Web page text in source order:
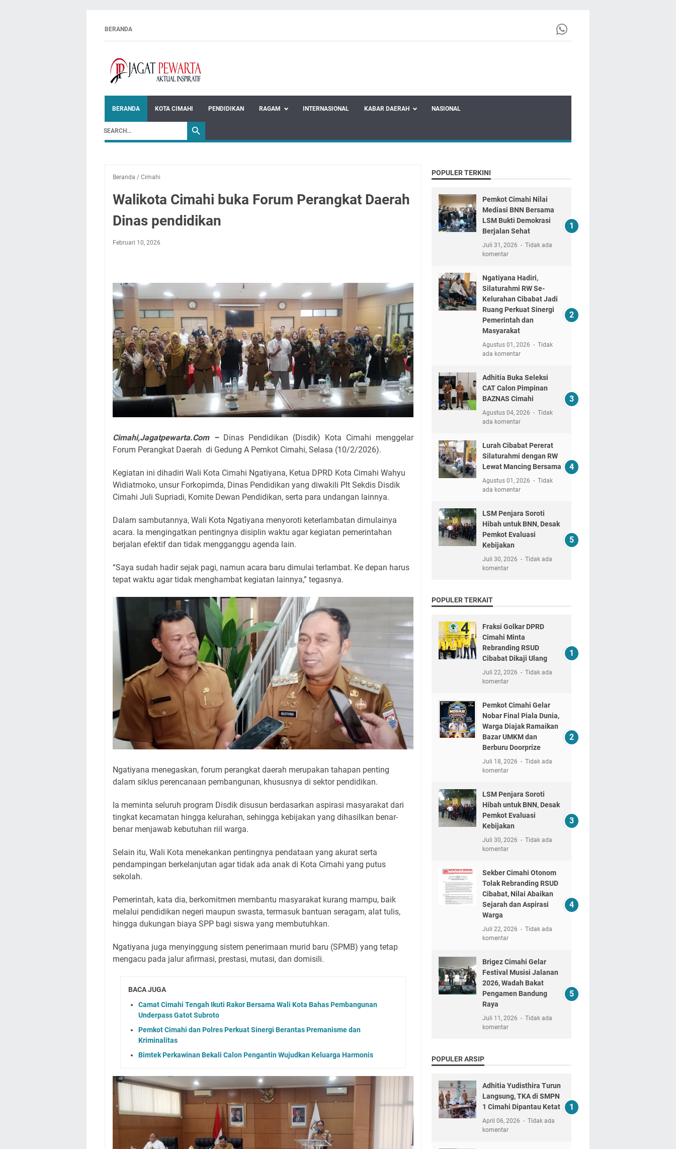
BERANDA
BERANDA KOTA CIMAHI PENDIDIKAN RAGAM INTERNASIONAL KABAR DAERAH NASIONAL
Beranda / Cimahi
Walikota Cimahi buka Forum Perangkat Daerah
Dinas pendidikan
Februari 10, 2026
Cimahi,Jagatpewarta.Com –Dinas Pendidikan (Disdik) Kota Cimahi menggelar
Forum Perangkat Daerah di Gedung A Pemkot Cimahi, Selasa (10/2/2026).
Kegiatan ini dihadiri Wali Kota Cimahi Ngatiyana, Ketua DPRD Kota Cimahi Wahyu
Widiatmoko, unsur Forkopimda, Dinas Pendidikan yang diwakili Plt Sekdis Disdik
Cimahi Juli Supriadi, Komite Dewan Pendidikan, serta para undangan lainnya.
Dalam sambutannya, Wali Kota Ngatiyana menyoroti keterlambatan dimulainya
acara. Ia mengingatkan pentingnya disiplin waktu agar kegiatan pemerintahan
berjalan efektif dan tidak mengganggu agenda lain.
“Saya sudah hadir sejak pagi, namun acara baru dimulai terlambat. Ke depan harus
tepat waktu agar tidak menghambat kegiatan lainnya,” tegasnya.
Ngatiyana menegaskan, forum perangkat daerah merupakan tahapan penting
dalam siklus perencanaan pembangunan, khususnya di sektor pendidikan.
Ia meminta seluruh program Disdik disusun berdasarkan aspirasi masyarakat dari
tingkat kecamatan hingga kelurahan, sehingga kebijakan yang dihasilkan benar-
benar menjawab kebutuhan riil warga.
Selain itu, Wali Kota menekankan pentingnya pendataan yang akurat serta
pendampingan berkelanjutan agar tidak ada anak di Kota Cimahi yang putus
sekolah.
Pemerintah, kata dia, berkomitmen membantu masyarakat kurang mampu, baik
melalui pendidikan negeri maupun swasta, termasuk bantuan seragam, alat tulis,
hingga dukungan biaya SPP bagi siswa yang membutuhkan.
Ngatiyana juga menyinggung sistem penerimaan murid baru (SPMB) yang tetap
mengacu pada jalur afirmasi, prestasi, mutasi, dan domisili.
BACA JUGA
Camat Cimahi Tengah Ikuti Rakor Bersama Wali Kota Bahas Pembangunan
Underpass Gatot Subroto
Pemkot Cimahi dan Polres Perkuat Sinergi Berantas Premanisme dan
Kriminalitas
Bimtek Perkawinan Bekali Calon Pengantin Wujudkan Keluarga Harmonis
POPULER TERKINI
Pemkot Cimahi Nilai
Mediasi BNN Bersama
LSM Bukti Demokrasi
Berjalan Sehat
Juli 31, 2026
Tidak ada
komentar
Ngatiyana Hadiri,
Silaturahmi RW Se-
Kelurahan Cibabat Jadi
Ruang Perkuat Sinergi
Pemerintah dan
Masyarakat
Agustus 01, 2026
Tidak
ada komentar
Adhitia Buka Seleksi
CAT Calon Pimpinan
BAZNAS Cimahi
Agustus 04, 2026
Tidak
ada komentar
Lurah Cibabat Pererat
Silaturahmi dengan RW
Lewat Mancing Bersama
Agustus 01, 2026
Tidak
ada komentar
LSM Penjara Soroti
Hibah untuk BNN, Desak
Pemkot Evaluasi
Kebijakan
Juli 30, 2026
Tidak ada
komentar
POPULER TERKAIT
Fraksi Golkar DPRD
Cimahi Minta
Rebranding RSUD
Cibabat Dikaji Ulang
Juli 22, 2026
Tidak ada
komentar
Pemkot Cimahi Gelar
Nobar Final Piala Dunia,
Warga Diajak Ramaikan
Bazar UMKM dan
Berburu Doorprize
Juli 18, 2026
Tidak ada
komentar
LSM Penjara Soroti
Hibah untuk BNN, Desak
Pemkot Evaluasi
Kebijakan
Juli 30, 2026
Tidak ada
komentar
Sekber Cimahi Otonom
Tolak Rebranding RSUD
Cibabat, Nilai Abaikan
Sejarah dan Aspirasi
Warga
Juli 22, 2026
Tidak ada
komentar
Brigez Cimahi Gelar
Festival Musisi Jalanan
2026, Wadah Bakat
Pengamen Bandung
Raya
Juli 11, 2026
Tidak ada
komentar
POPULER ARSIP
Adhitia Yudisthira Turun
Langsung, TKA di SMPN
1 Cimahi Dipantau Ketat
April 06, 2026
Tidak ada
komentar